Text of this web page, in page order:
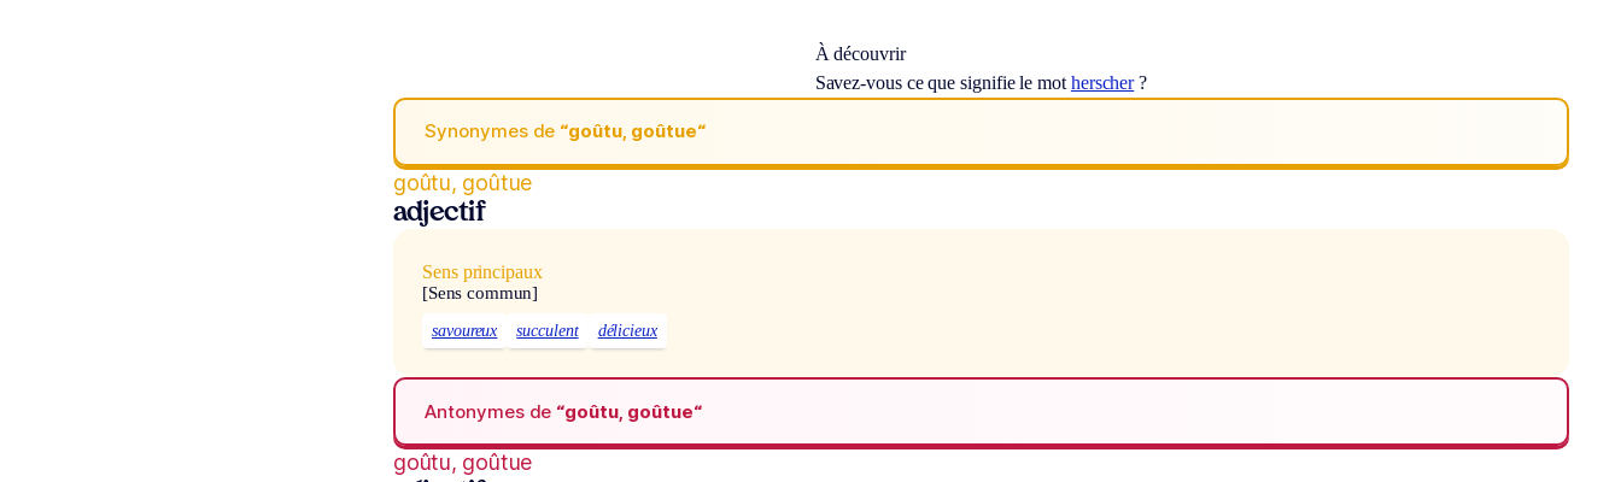
À découvrir
Savez-vous ce que signifie le mot herscher?
Synonymes de “goûtu, goûtue“
goûtu, goûtue
adjectif
Sens principaux
[Sens commun]
savoureux succulent délicieux
Antonymes de “goûtu, goûtue“
goûtu, goûtue